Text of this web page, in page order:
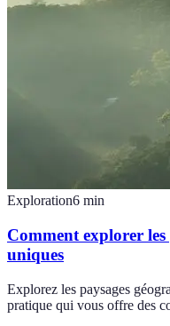
Exploration6 min
Comment explorer
uniques
Explorez les paysages
pratique qui vous offre des